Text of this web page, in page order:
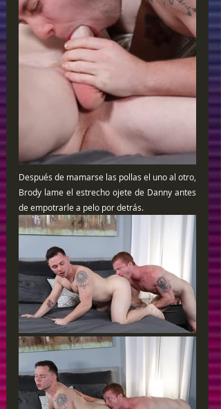
Después de mamarse las pollas el uno al otro,
Brody lame el estrecho ojete de Danny antes
de empotrarle a pelo por detrás.